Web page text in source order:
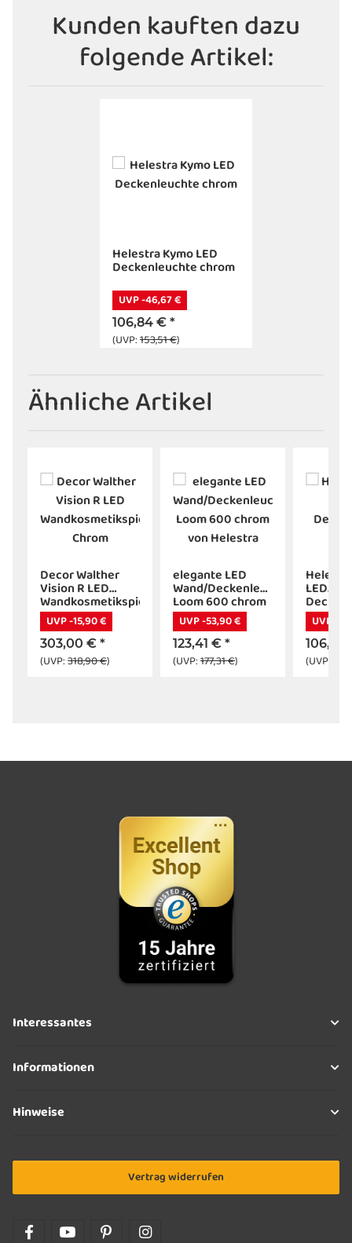
Kunden kauften dazu
folgende Artikel:
Helestra Kymo LED
Deckenleuchte chrom
UVP -46,67 €
106,84 € *
(UVP:153,51 €)
Ähnliche Artikel
Decor Walther
Vision R LED
Wandkosmetikspiegel
Chrom
UVP -15,90 €
303,00 € *
(UVP:318,90 €)
elegante LED
Wand/Deckenleuchte
Loom 600 chrom
von Helestra
UVP -53,90 €
123,41 € *
(UVP:177,31 €)
LED
chrom
UVP -
(UVP:
Interessantes
Informationen
Hinweise
Vertrag widerrufen